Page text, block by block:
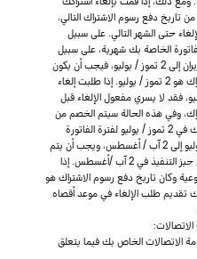
من 24 ساعة من تاريخ دفع رسوم الاشتراك التالي،
حتى الشهر التالي. على سبيل
الخاصة بك شهرية، على سبيل
المثال، من 3 يونيو/ حزيران إلى 2 تموز / يوليو، فيجب أن يكون
تاريخ دفع رسوم الاشتراك هو 2 تموز / يوليو. إذا طلبت إلغاء
تموز/ يوليو، فقد لا يسري مفعول الإلغاء قبل
وفي هذه الحالة سيتم الخصم من
طريقة الدفع الخاصة بك في 2 تموز / يوليو لفترة الفاتورة
الممتدة من 3 تموز / يوليو إلى 2 آب / أغسطس، ويجب أن يتم
إلغاء اشتراكك ثم يدخل حيز التنفيذ في 2 آب /أغسطس. إذا
وكان تاريخ دفع رسوم الاشتراك هو
تقديم طلب الإلغاء في موعد أقصاه
الاتصالات الخاص بك فيما يتعلق